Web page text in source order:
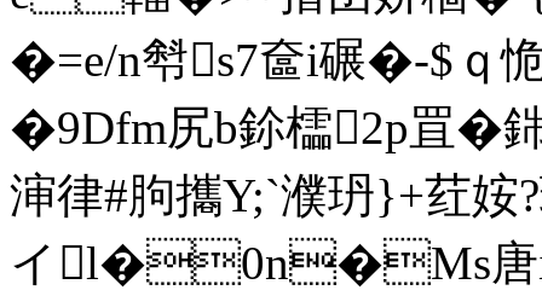
�=e/n厁s7奩i碾�-$ｑ恑
�9Dfm尻b鉩櫺2p罝�
渖律#胊攜Y;`濮玬}+荭
イl�0n�Ms唐i